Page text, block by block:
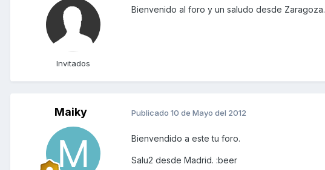
Invitados
Bienvenido al foro y un saludo desde Zaragoza.
Maiky Publicado 10 de Mayo del 2012
Bienvendido a este tu foro.
Salu2 desde Madrid. :beer